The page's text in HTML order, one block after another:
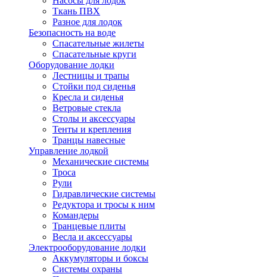
Ткань ПВХ
Разное для лодок
Безопасность на воде
Спасательные жилеты
Спасательные круги
Оборудование лодки
Лестницы и трапы
Стойки под сиденья
Кресла и сиденья
Ветровые стекла
Столы и аксессуары
Тенты и крепления
Транцы навесные
Управление лодкой
Механические системы
Троса
Рули
Гидравлические системы
Редуктора и тросы к ним
Командеры
Транцевые плиты
Весла и аксессуары
Электрооборудование лодки
Аккумуляторы и боксы
Системы охраны